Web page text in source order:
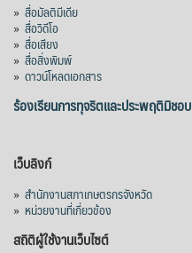
» สื่อมัลติมีเดีย
» สื่อวิดีโอ
» สื่อเสียง
» สื่อสิ่งพิมพ์
» ดาวน์โหลดเอกสาร
ร้องเรียนการทุจริตและประพฤติมิชอบ
เว็บลิงก์
» สำนักงานสภาเกษตรกรจังหวัด
» หน่วยงานที่เกี่ยวข้อง
สถิติผู้ใช้งานเว็บไซต์